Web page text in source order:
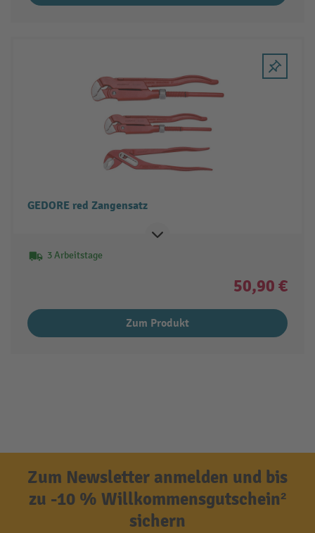
GEDORE red Zangensatz
3 Arbeitstage
50,90 €
Zum Produkt
Zum Newsletter anmelden und bis
zu -10 % Willkommensgutschein²
sichern